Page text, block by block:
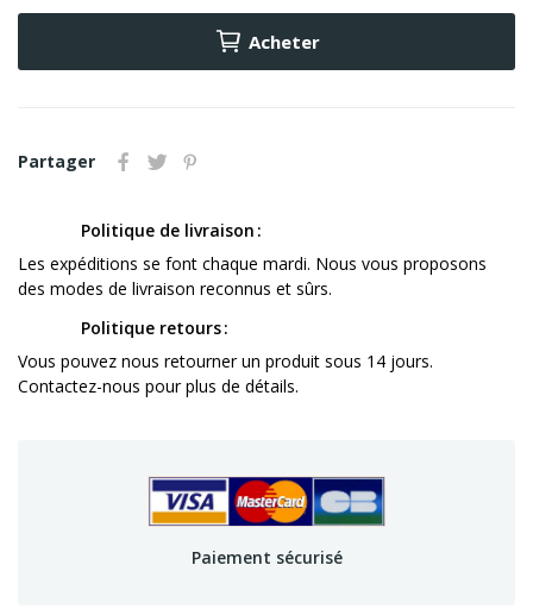
Acheter
Partager
Politique de livraison
Les expéditions se font chaque mardi. Nous vous proposons
des modes de livraison reconnus et sûrs.
Politique retours
Vous pouvez nous retourner un produit sous 14 jours.
Contactez-nous pour plus de détails.
Paiement sécurisé